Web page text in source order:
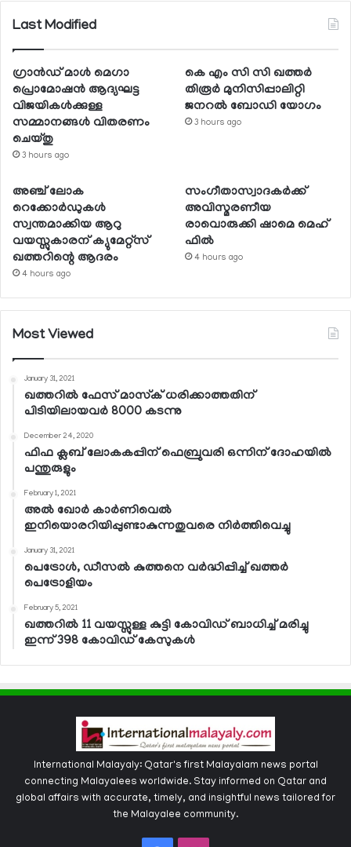
Last Modified
ഗ്രാന്‍ഡ് മാള്‍ മെഗാ
പ്രൊമോഷന്‍ ആദ്യഘട്ട
വിജയികള്‍ക്കുള്ള
സമ്മാനങ്ങള്‍ വിതരണം
ചെയ്തു
3 hours ago
കെ എം സി സി ഖത്തര്‍
തിരൂര്‍ മുനിസിപ്പാലിറ്റി
ജനറല്‍ ബോഡി യോഗം
3 hours ago
അഞ്ച് ലോക
റെക്കോര്‍ഡുകള്‍
സ്വന്തമാക്കിയ ആറു
വയസ്സുകാരന് ക്യുമേറ്റ്‌സ്
ഖത്തറിന്റെ ആദരം
4 hours ago
സംഗീതാസ്വാദകര്‍ക്ക്
അവിസ്മരണീയ
രാവൊരുക്കി ഷാമെ മെഹ്
ഫില്‍
4 hours ago
Most Viewed
January 31, 2021
ഖത്തറില്‍ ഫേസ് മാസ്‌ക് ധരിക്കാത്തതിന്
പിടിയിലായവര്‍ 8000 കടന്നു
December 24, 2020
ഫിഫ ക്ലബ് ലോകകപ്പിന് ഫെബ്രുവരി ഒന്നിന് ദോഹയില്‍
പന്തുരുളും
February 1, 2021
അല്‍ ഖോര്‍ കാര്‍ണിവെല്‍
ഇനിയൊരറിയിപ്പുണ്ടാകുന്നതുവരെ നിര്‍ത്തിവെച്ചു
January 31, 2021
പെട്രോള്‍, ഡീസല്‍ കുത്തനെ വര്‍ദ്ധിപ്പിച്ച് ഖത്തര്‍
പെട്രോളിയം
February 5, 2021
ഖത്തറില്‍ 11 വയസ്സുള്ള കുട്ടി കോവിഡ് ബാധിച്ച് മരിച്ചു
ഇന്ന് 398 കോവിഡ് കേസുകള്‍
International Malayaly: Qatar's first Malayalam news portal
connecting Malayalees worldwide. Stay informed on Qatar and
global affairs with accurate, timely, and insightful news tailored for
the Malayalee community.